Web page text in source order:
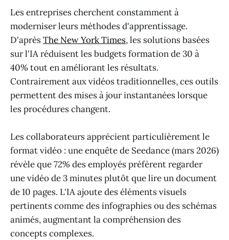
Les entreprises cherchent constamment à
moderniser leurs méthodes d'apprentissage.
D'aprèsThe New York Times, les solutions basées
sur l'IA réduisent les budgets formation de 30 à
40% tout en améliorant les résultats.
Contrairement aux vidéos traditionnelles, ces outils
permettent des mises à jour instantanées lorsque
les procédures changent.
Les collaborateurs apprécient particulièrement le
format vidéo : une enquête de Seedance (mars 2026)
révèle que 72% des employés préfèrent regarder
une vidéo de 3 minutes plutôt que lire un document
de 10 pages. L'IA ajoute des éléments visuels
pertinents comme des infographies ou des schémas
animés, augmentant la compréhension des
concepts complexes.